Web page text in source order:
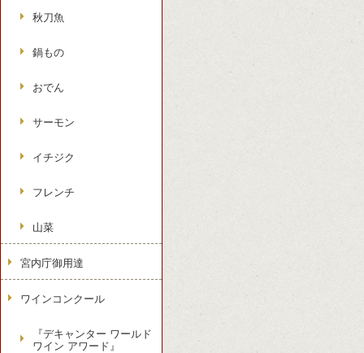
秋刀魚
鍋もの
おでん
サーモン
イチジク
フレンチ
山菜
宮内庁御用達
ワインコンクール
『デキャンター ワールド
ワイン アワード』